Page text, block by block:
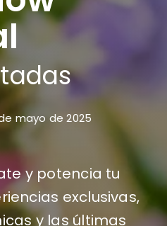
mayo de 2025
y potencia tu
exclusivas,
y las últimas